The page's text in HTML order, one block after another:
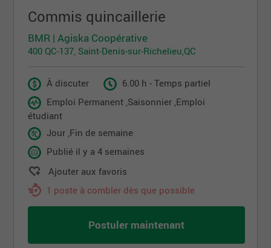
Commis quincaillerie
BMR | Agiska Coopérative
400 QC-137, Saint-Denis-sur-Richelieu,QC
À discuter
6.00 h - Temps partiel
Emploi Permanent ,Saisonnier ,Emploi
étudiant
Jour ,Fin de semaine
Publié il y a 4 semaines
Ajouter aux favoris
1 poste à combler dès que possible
Postuler maintenant